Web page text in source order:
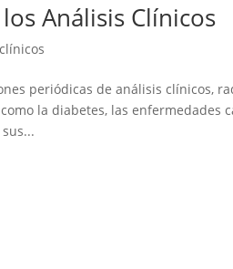
Análisis Clínicos
periódicas de análisis clínicos,
la diabetes, las enfermedades